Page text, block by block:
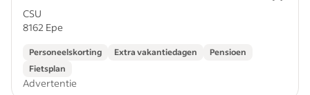
CSU
8162 Epe
Personeelskorting Extra vakantiedagen
Pensioen
Fietsplan
Advertentie